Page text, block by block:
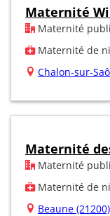
Maternité
Maternité
Maternité de
Chalon-sur-
Maternité
Maternité
Maternité de
Beaune (21200)